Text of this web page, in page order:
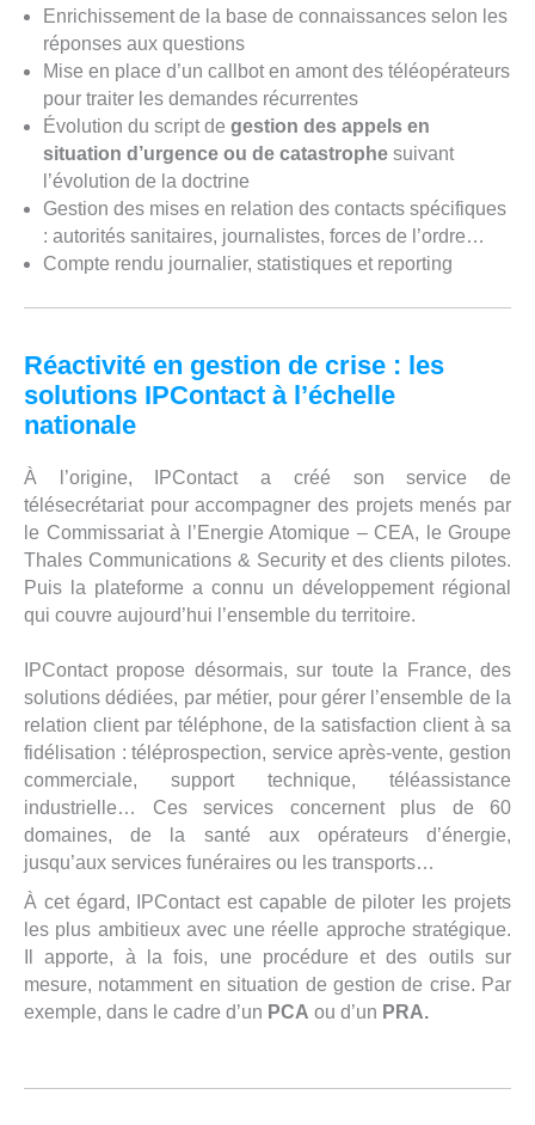
Enrichissement de la base de connaissances selon les
réponses aux questions
Mise en place d’un callbot en amont des téléopérateurs
pour traiter les demandes récurrentes
Évolution du script de gestion des appels en
situation d’urgence ou de catastrophesuivant
l’évolution de la doctrine
Gestion des mises en relation des contacts spécifiques
: autorités sanitaires, journalistes, forces de l’ordre…
Compte rendu journalier, statistiques et reporting
Réactivité en gestion de crise : les
solutions IPContact à l’échelle
nationale
À l’origine, IPContact a créé son service de
télésecrétariat pour accompagner des projets menés par
le Commissariat à l’Energie Atomique – CEA, le Groupe
Thales Communications & Security et des clients pilotes.
Puis la plateforme a connu un développement régional
qui couvre aujourd’hui l’ensemble du territoire.
IPContact propose désormais, sur toute la France, des
solutions dédiées, par métier, pour gérer l’ensemble de la
relation client par téléphone, de la satisfaction client à sa
fidélisation : téléprospection, service après-vente, gestion
commerciale, support technique, téléassistance
industrielle… Ces services concernent plus de 60
domaines, de la santé aux opérateurs d’énergie,
jusqu’aux services funéraires ou les transports…
À cet égard, IPContact est capable de piloter les projets
les plus ambitieux avec une réelle approche stratégique.
Il apporte, à la fois, une procédure et des outils sur
mesure, notamment en situation de gestion de crise. Par
exemple, dans le cadre d’un PCA ou d’un PRA.